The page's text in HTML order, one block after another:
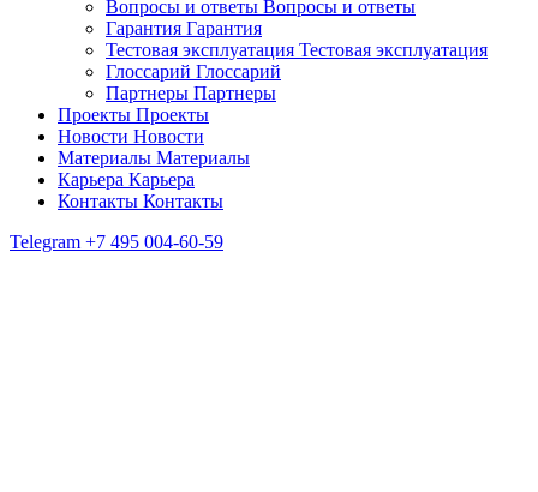
Вопросы и ответы Вопросы и ответы
Гарантия Гарантия
Тестовая эксплуатация Тестовая эксплуатация
Глоссарий Глоссарий
Партнеры Партнеры
Проекты Проекты
Новости Новости
Материалы Материалы
Карьера Карьера
Контакты Контакты
Telegram +7 495 004-60-59